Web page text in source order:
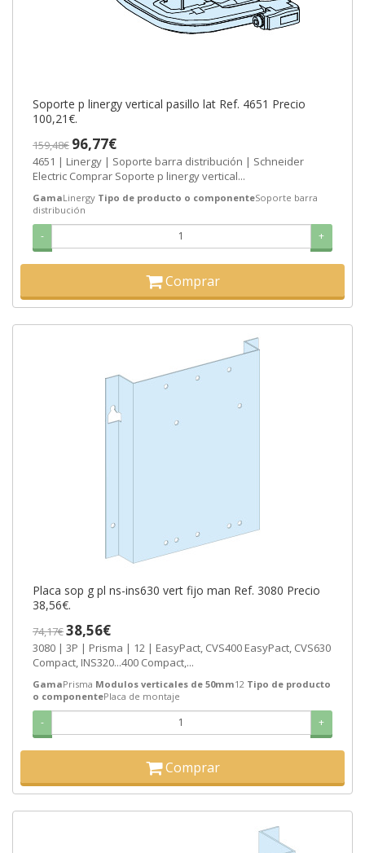
Soporte p linergy vertical pasillo lat Ref. 4651 Precio
100,21€.
159,48€ 96,77€
4651 | Linergy | Soporte barra distribución | Schneider
Electric Comprar Soporte p linergy vertical...
GamaLinergy Tipo de producto o componenteSoporte barra
distribución
- +
Comprar
Placa sop g pl ns-ins630 vert fijo man Ref. 3080 Precio
38,56€.
74,17€38,56€
3080 | 3P | Prisma | 12 | EasyPact, CVS400 EasyPact, CVS630
Compact, INS320...400 Compact,...
GamaPrisma Modulos verticales de 50mm12 Tipo de producto
o componentePlaca de montaje
- +
Comprar